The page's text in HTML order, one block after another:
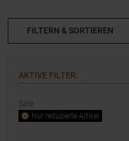
FILTERN & SORTIEREN
AKTIVE FILTER:
Sale
Nur reduzierte Artikel